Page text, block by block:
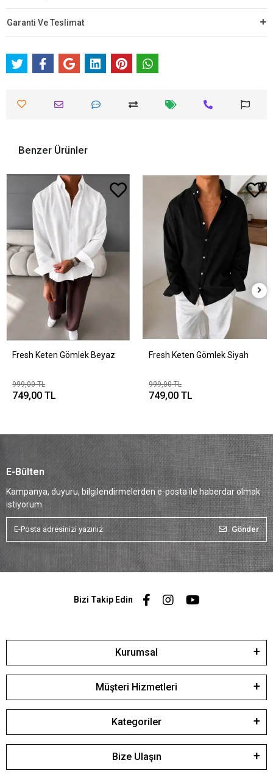
Garanti Ve Teslimat
Benzer Ürünler
Fresh Keten Gömlek Beyaz
999,00 TL
749,00 TL
Fresh Keten Gömlek Siyah
999,00 TL
749,00 TL
E-Bülten
Kampanya, duyuru, bilgilendirmelerden e-posta ile haberdar olmak
istiyorum.
Gönder
Bizi Takip Edin
Kurumsal
Müşteri Hizmetleri
Kategoriler
Bize Ulaşın